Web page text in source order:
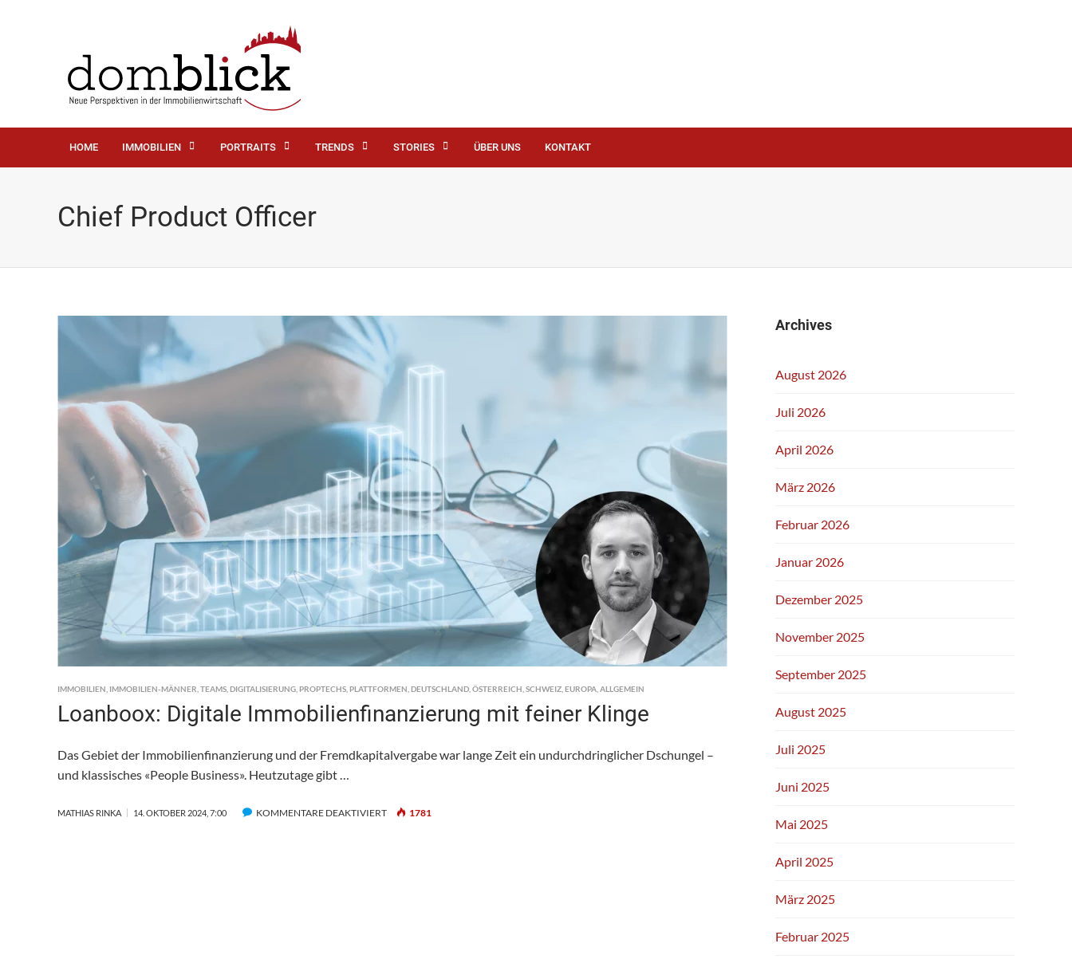
HOME IMMOBILIEN PORTRAITS TRENDS STORIES ÜBER UNS KONTAKT
Chief Product Officer
IMMOBILIEN IMMOBILIEN-MÄNNER TEAMS DIGITALISIERUNG PROPTECHS PLATTFORMEN DEUTSCHLAND ÖSTERREICH SCHWEIZ EUROPA ALLGEMEIN
Loanboox: Digitale Immobilienfinanzierung mit feiner Klinge
Das Gebiet der Immobilienfinanzierung und der Fremdkapitalvergabe war lange Zeit ein undurchdringlicher Dschungel –
und klassisches «People Business». Heutzutage gibt …
MATHIAS RINKA 14. OKTOBER 2024, 7:00 KOMMENTARE DEAKTIVIERTFÜR 1781
Archives
August 2026
Juli 2026
April 2026
März 2026
Februar 2026
Januar 2026
Dezember 2025
November 2025
September 2025
August 2025
Juli 2025
Juni 2025
Mai 2025
April 2025
März 2025
Februar 2025